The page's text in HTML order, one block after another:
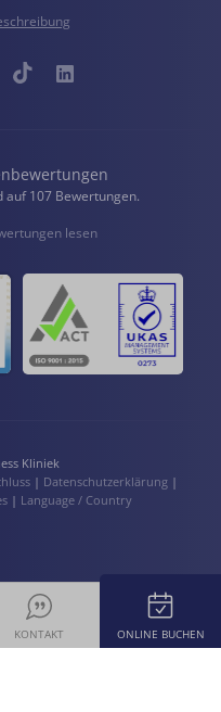
auf 107 Bewertungen.
lesen
Kliniek
| Datenschutzerklärung |
| Language / Country
KONTAKT ONLINE BUCHEN